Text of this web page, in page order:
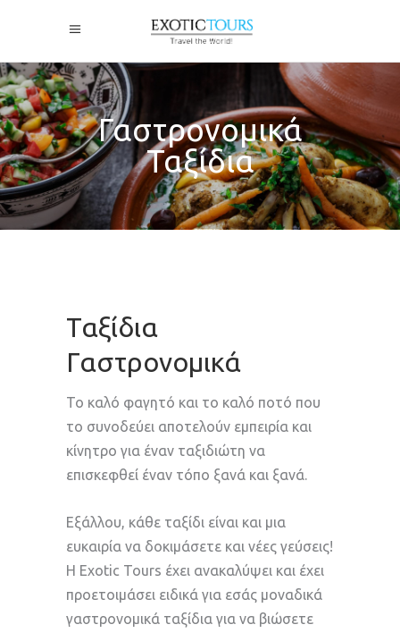
Γαστρονομικά
Ταξίδια
Ταξίδια
Γαστρονομικά
Το καλό φαγητό και το καλό ποτό που
το συνοδεύει αποτελούν εμπειρία και
κίνητρο για έναν ταξιδιώτη να
επισκεφθεί έναν τόπο ξανά και ξανά.
Εξάλλου, κάθε ταξίδι είναι και μια
ευκαιρία να δοκιμάσετε και νέες γεύσεις!
H Exotic Tours έχει ανακαλύψει και έχει
προετοιμάσει ειδικά για εσάς μοναδικά
γαστρονομικά ταξίδια για να βιώσετε